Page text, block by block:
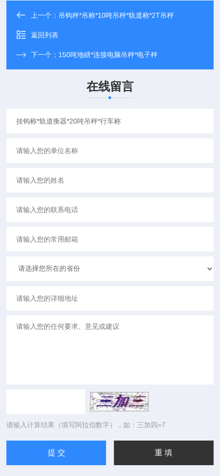
上一个： 吊钩秤*吊称*10吨吊秤*轨道称*2T吊秤
返回列表
下一个： 150吨地磅*连接电脑吊秤*电子秤
在线留言
请输入计算结果（填写阿拉伯数字），如：三加四=7